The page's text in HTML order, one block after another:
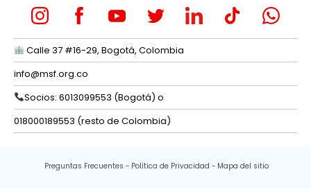
Calle 37 #16-29, Bogotá, Colombia
info@msf.org.co
Socios: 6013099553 (Bogotá) o
018000189553 (resto de Colombia)
Preguntas Frecuentes Política de Privacidad Mapa del sitio